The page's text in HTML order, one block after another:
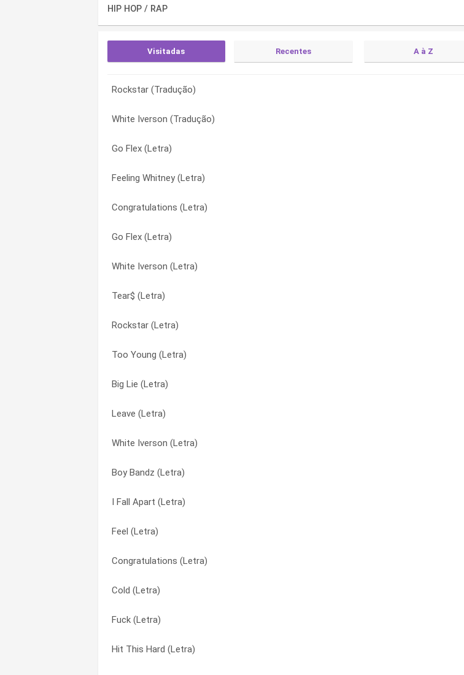
HIP HOP / RAP
Visitadas Recentes A à Z
Rockstar (Tradução)
White Iverson (Tradução)
Go Flex (Letra)
Feeling Whitney (Letra)
Congratulations (Letra)
Go Flex (Letra)
White Iverson (Letra)
Tear$ (Letra)
Rockstar (Letra)
Too Young (Letra)
Big Lie (Letra)
Leave (Letra)
White Iverson (Letra)
Boy Bandz (Letra)
I Fall Apart (Letra)
Feel (Letra)
Congratulations (Letra)
Cold (Letra)
Fuck (Letra)
Hit This Hard (Letra)
Rockstar (Tradução)
White Iverson (Tradução)
Feel (Letra)
White Iverson (Letra)
Too Young (Letra)
Tear$ (Letra)
Leave (Letra)
I Fall Apart (Letra)
Hit This Hard (Letra)
Go Flex (Letra)
Fuck (Letra)
Feeling Whitney (Letra)
Cold (Letra)
Boy Bandz (Letra)
Big Lie (Letra)
Rockstar (Letra)
Go Flex (Letra)
Congratulations (Letra)
White Iverson (Letra)
Congratulations (Letra)
Big Lie (Letra)
Boy Bandz (Letra)
Cold (Letra)
Congratulations (Letra)
Congratulations (Letra)
Feel (Letra)
Feeling Whitney (Letra)
Fuck (Letra)
Go Flex (Letra)
Go Flex (Letra)
Hit This Hard (Letra)
I Fall Apart (Letra)
Leave (Letra)
Rockstar (Letra)
Rockstar (Tradução)
Tear$ (Letra)
Too Young (Letra)
White Iverson (Letra)
White Iverson (Letra)
White Iverson (Tradução)